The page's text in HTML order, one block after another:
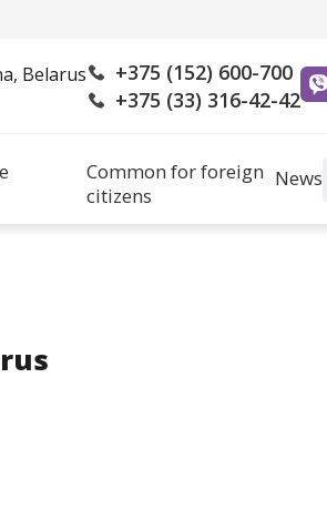
Belarus
+375 (152) 600-700
+375 (33) 316-42-42
Common for foreign
citizens
News